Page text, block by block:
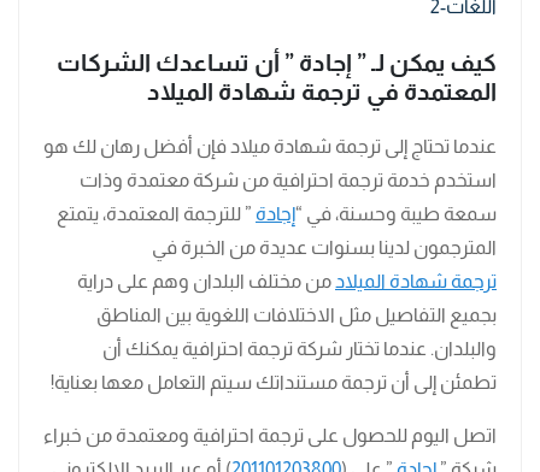
كيف يمكن لـ ” إجادة ” أن تساعدك الشركات
المعتمدة في ترجمة شهادة الميلاد
عندما تحتاج إلى ترجمة شهادة ميلاد فإن أفضل رهان لك هو
استخدم خدمة ترجمة احترافية من شركة معتمدة وذات
سمعة طيبة وحسنة، في “إجادة ” للترجمة المعتمدة، يتمتع
المترجمون لدينا بسنوات عديدة من الخبرة في
ترجمة شهادة الميلاد من مختلف البلدان وهم على دراية
بجميع التفاصيل مثل الاختلافات اللغوية بين المناطق
والبلدان. عندما تختار شركة ترجمة احترافية يمكنك أن
تطمئن إلى أن ترجمة مستنداتك سيتم التعامل معها بعناية!
اتصل اليوم للحصول على ترجمة احترافية ومعتمدة من خبراء